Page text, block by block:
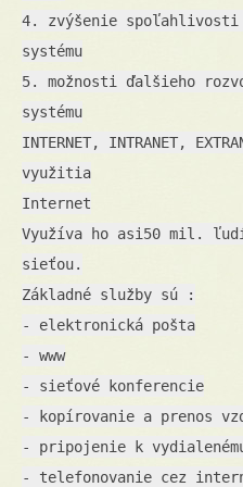
4. zvýšenie spoľahlivosti
systému
5. možnosti ďalšieho
systému
INTERNET, INTRANET,
využitia
Internet
Využíva ho asi50 mil.
sieťou.
Základné služby sú :
- elektronická pošta
- www
- sieťové konferencie
- kopírovanie a prenos
- pripojenie k
- telefonovanie cez